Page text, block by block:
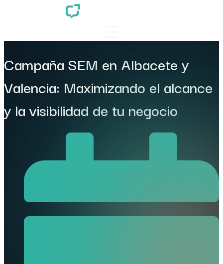
Campaña SEM en Albacete y
Valencia: Maximizando el alcance
y la visibilidad de tu negocio